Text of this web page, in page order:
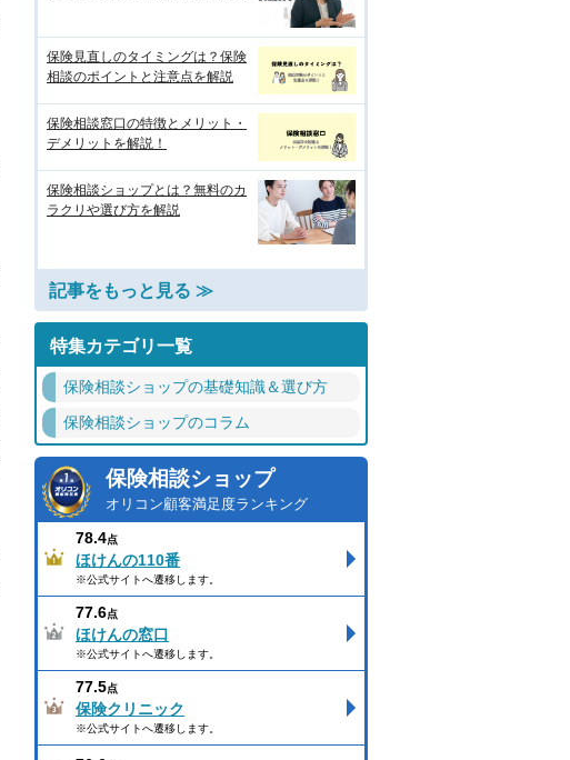
保険見直しのタイミングは？保険
相談のポイントと注意点を解説
保険相談窓口の特徴とメリット・
デメリットを解説！
保険相談ショップとは？無料のカ
ラクリや選び方を解説
記事をもっと見る ≫
特集カテゴリ一覧
保険相談ショップの基礎知識＆選び方
保険相談ショップのコラム
保険相談ショップ
オリコン顧客満足度ランキング
78.4点
ほけんの110番
※公式サイトへ遷移します。
77.6点
ほけんの窓口
※公式サイトへ遷移します。
77.5点
保険クリニック
※公式サイトへ遷移します。